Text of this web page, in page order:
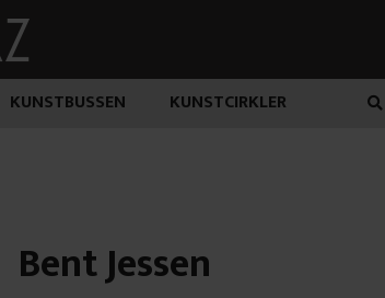
KUNSTBUSSEN KUNSTCIRKLER
Bent Jessen